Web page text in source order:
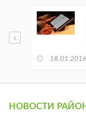
18.01.2016
НОВОСТИ